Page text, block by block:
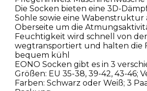
Die Socken bieten eine 3D-
Sohle sowie eine Wabenstruktur
Oberseite um die
Feuchtigkeit wird schnell von
wegtransportiert und halten die
bequem kühl
EONO Socken gibt es in 3
Größen: EU 35-38, 39-42, 43-46;
Farben: Schwarz oder Weiß; 3